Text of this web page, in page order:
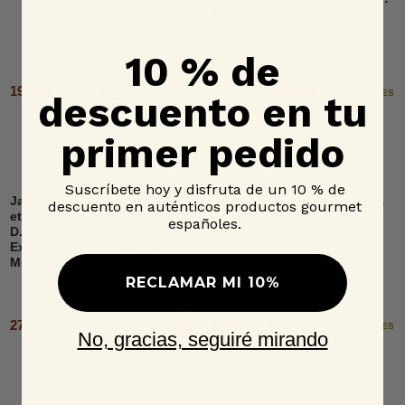
19,95 € - 107,70 € 515,00 € - 650,00 € 6 OPCIONES
Jamón 100% raza ibérica,
etiqueta negra, loncheado,
D.O.P. Dehesa de
Extremadura, Señorío de
Montanera
27,95 €
Aceite de Oliva Virgen Extra
Lagar del Soto ecológico
Lata, Jacoliva
2 OPCIONES
10 % de
descuento en tu
primer pedido
Suscríbete hoy y disfruta de un 10 % de
descuento en auténticos productos gourmet
españoles.
RECLAMAR MI 10%
No, gracias, seguiré mirando